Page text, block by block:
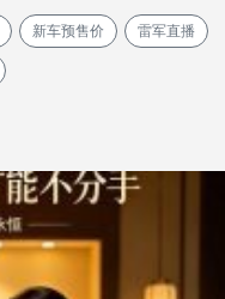
新车预售价 雷军直播